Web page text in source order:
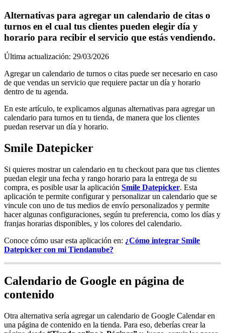
Alternativas para agregar un calendario de citas o
turnos en el cual tus clientes pueden elegir día y
horario para recibir el servicio que estás vendiendo.
Última actualización: 29/03/2026
Agregar un calendario de turnos o citas puede ser necesario en caso
de que vendas un servicio que requiere pactar un día y horario
dentro de tu agenda.
En este artículo, te explicamos algunas alternativas para agregar un
calendario para turnos en tu tienda, de manera que los clientes
puedan reservar un día y horario.
Smile Datepicker
Si quieres mostrar un calendario en tu checkout para que tus clientes
puedan elegir una fecha y rango horario para la entrega de su
compra, es posible usar la aplicación Smile Datepicker. Esta
aplicación te permite configurar y personalizar un calendario que se
vincule con uno de tus medios de envío personalizados y permite
hacer algunas configuraciones, según tu preferencia, como los días y
franjas horarias disponibles, y los colores del calendario.
Conoce cómo usar esta aplicación en: ¿Cómo integrar Smile
Datepicker con mi Tiendanube?
Calendario de Google en página de
contenido
Otra alternativa sería agregar un calendario de Google Calendar en
una página de contenido en la tienda. Para eso, deberías crear la